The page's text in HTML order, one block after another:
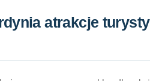
atrakcje